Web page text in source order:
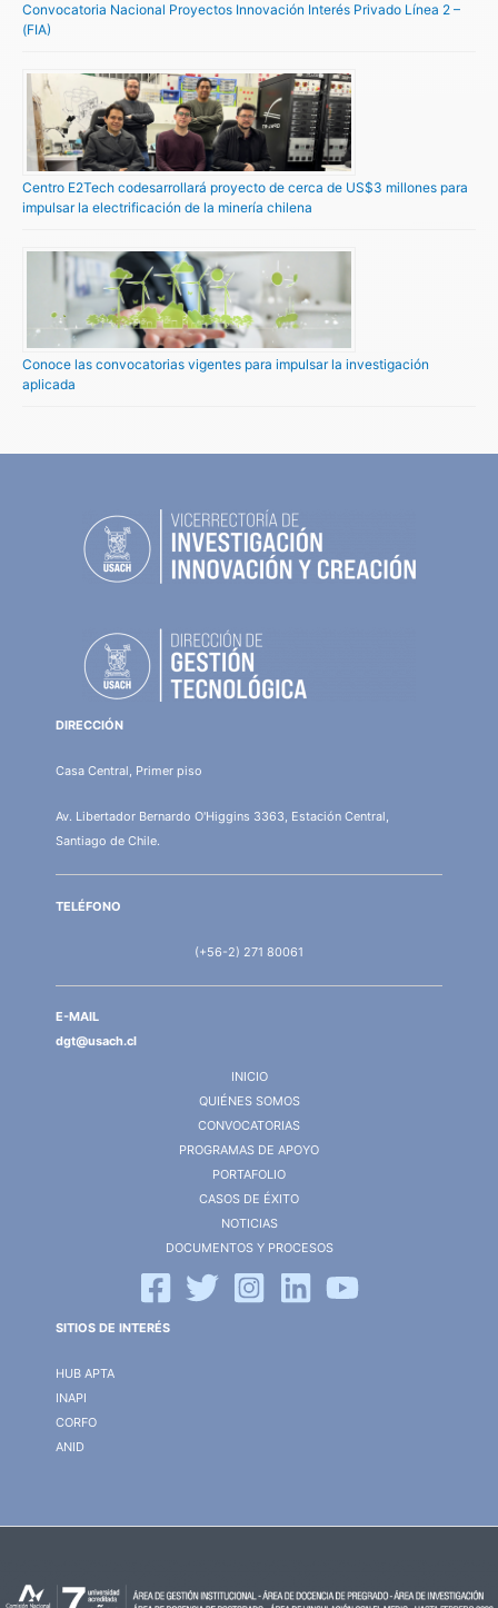
Convocatoria Nacional Proyectos Innovación Interés Privado Línea 2 –
(FIA)
Centro E2Tech codesarrollará proyecto de cerca de US$3 millones para
impulsar la electrificación de la minería chilena
Conoce las convocatorias vigentes para impulsar la investigación
aplicada
DIRECCIÓN
Casa Central, Primer piso
Av. Libertador Bernardo O'Higgins 3363, Estación Central,
Santiago de Chile.
TELÉFONO
(+56-2) 271 80061
E-MAIL
dgt@usach.cl
INICIO
QUIÉNES SOMOS
CONVOCATORIAS
PROGRAMAS DE APOYO
PORTAFOLIO
CASOS DE ÉXITO
NOTICIAS
DOCUMENTOS Y PROCESOS
SITIOS DE INTERÉS
HUB APTA
INAPI
CORFO
ANID